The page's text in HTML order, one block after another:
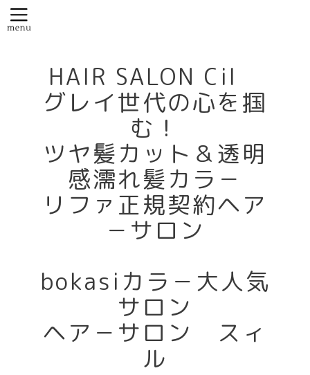
HAIR SALON Cil
グレイ世代の心を掴
む！
ツヤ髪カット＆透明
感濡れ髪カラ－
リファ正規契約ヘア
－サロン
bokasiカラ－大人気
サロン
ヘア－サロン スィ
ル